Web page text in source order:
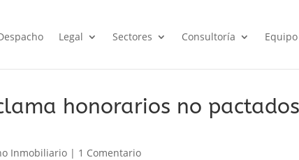
Legal Sectores Consultoría Equipo
honorarios no
Inmobiliario| 1 Comentario